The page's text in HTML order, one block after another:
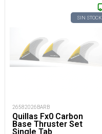
SIN STOCK
26582026BARB
Quillas Fx0 Carbon
Base Thruster Set
Single Tab